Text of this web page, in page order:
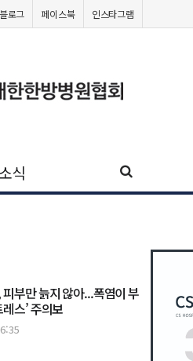
블로그 페이스북 인스타그램
식
부만 늙지 않아...폭염이 부
스’ 주의보